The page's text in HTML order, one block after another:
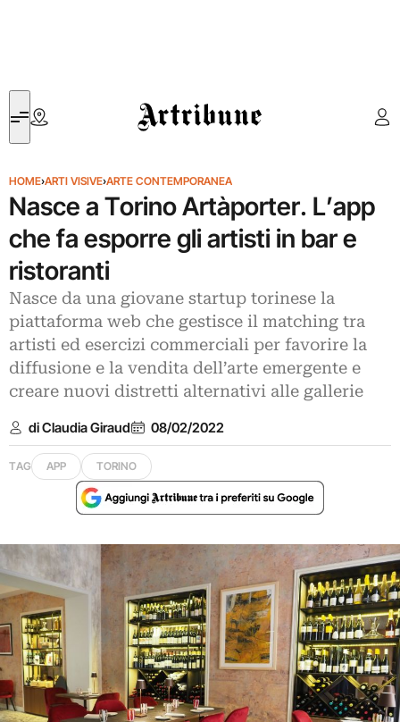
Artribune
HOME›ARTI VISIVE›ARTE CONTEMPORANEA
Nasce a Torino Artàporter. L’app
che fa esporre gli artisti in bar e
ristoranti
Nasce da una giovane startup torinese la
piattaforma web che gestisce il matching tra
artisti ed esercizi commerciali per favorire la
diffusione e la vendita dell’arte emergente e
creare nuovi distretti alternativi alle gallerie
di Claudia Giraud 08/02/2022
TAG APP TORINO